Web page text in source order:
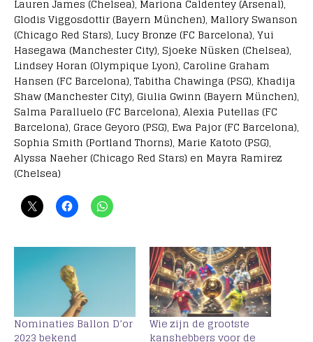
Lauren James (Chelsea), Mariona Caldentey (Arsenal),
Glodis Viggosdottir (Bayern München), Mallory Swanson
(Chicago Red Stars), Lucy Bronze (FC Barcelona), Yui
Hasegawa (Manchester City), Sjoeke Nüsken (Chelsea),
Lindsey Horan (Olympique Lyon), Caroline Graham
Hansen (FC Barcelona), Tabitha Chawinga (PSG), Khadija
Shaw (Manchester City), Giulia Gwinn (Bayern München),
Salma Paralluelo (FC Barcelona), Alexia Putellas (FC
Barcelona), Grace Geyoro (PSG), Ewa Pajor (FC Barcelona),
Sophia Smith (Portland Thorns), Marie Katoto (PSG),
Alyssa Naeher (Chicago Red Stars) en Mayra Ramirez
(Chelsea)
Nominaties Ballon D’or
2023 bekend
Wie zijn de grootste
kanshebbers voor de